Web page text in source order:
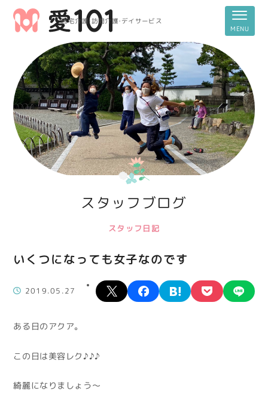
居宅介護・訪問介護・デイサービス
スタッフブログ
スタッフ日記
いくつになっても女子なのです
2019.05.27
X facebookhatena pocket
ある日のアクア。
この日は美容レク♪♪♪
綺麗になりましょう～